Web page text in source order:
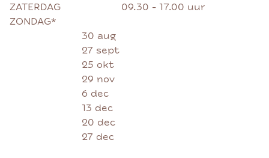
ZATERDAG
09.30 - 17.00 uur
ZONDAG*
30 aug
27 sept
25 okt
29 nov
6 dec
13 dec
20 dec
27 dec